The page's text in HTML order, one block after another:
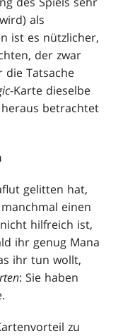
als
ist es nützlicher,
der zwar
die Tatsache
-Karte dieselbe
betrachtet
gelitten hat,
einen
hilfreich ist,
ihr genug Mana
ihr tun wollt,
: Sie haben
zu